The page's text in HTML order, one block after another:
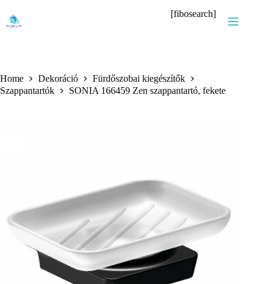
content
[fibosearch]
Home Dekoráció
Fürdőszobai kiegészítők
Szappantartók
SONIA 166459 Zen szappantartó, fekete